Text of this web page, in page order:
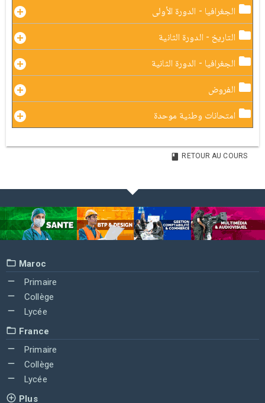
الجغرافيا - الدورة الأولى
التاريخ - الدورة الثانية
الجغرافيا - الدورة الثانية
الفروض
امتحانات وطنية موحدة
RETOUR AU COURS
Maroc
Primaire
Collège
Lycée
France
Primaire
Collège
Lycée
Plus